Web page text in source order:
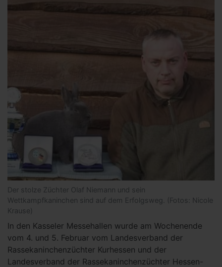
Der stolze Züchter Olaf Niemann und sein
Wettkampfkaninchen sind auf dem Erfolgsweg. (Fotos: Nicole
Krause)
In den Kasseler Messehallen wurde am Wochenende
vom 4. und 5. Februar vom Landesverband der
Rassekaninchenzüchter Kurhessen und der
Landesverband der Rassekaninchenzüchter Hessen-